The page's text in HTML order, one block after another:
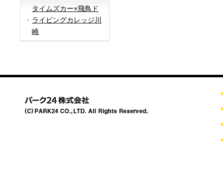
タイムズカー×飛鳥ド
ライビングカレッジ川
崎